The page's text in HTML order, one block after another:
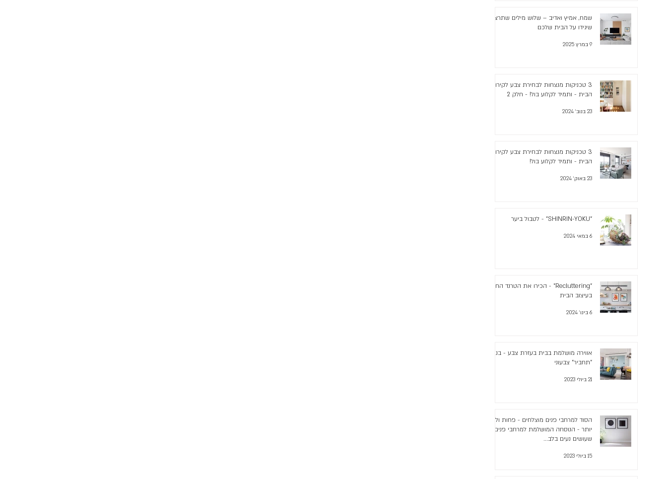
שמח, אמיץ ואדיב – שלוש מילים שתרצו
שיגידו על הבית שלכם
9 במרץ 2025
3 טכניקות מנצחות לבחירת צבע לקירות
הבית - ותמיד לקלוע בול! - חלק 2
23 בנוב׳ 2024
3 טכניקות מנצחות לבחירת צבע לקירות
הבית - ותמיד לקלוע בול!
23 באוק׳ 2024
"SHINRIN-YOKU" - לטבול ביער
6 במאי 2024
"Recluttering" - הכירו את הטרנד החדש
בעיצוב הבית
6 בינו׳ 2024
אווירה מושלמת בבית בעזרת צבע - בניית
"תחביר" צבעוני
21 ביולי 2023
הסוד למרחבי פנים מוצלחים - פחות ולא
יותר - הנוסחה המושלמת למרחבי פנים
שעושים נעים בלב...
15 ביולי 2023